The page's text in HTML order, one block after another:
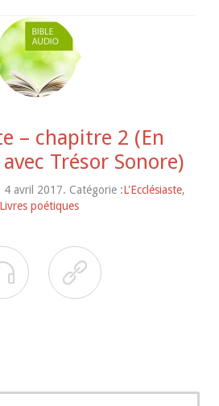
– chapitre 2 (En
Trésor Sonore)
4 avril 2017. Catégorie :L'Ecclésiaste,
Livres poétiques
